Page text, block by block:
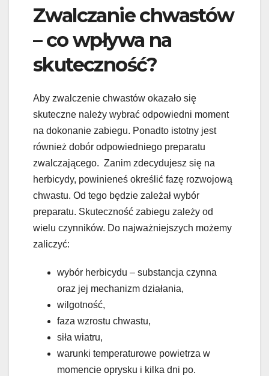
Zwalczanie chwastów
– co wpływa na
skuteczność?
Aby zwalczenie chwastów okazało się
skuteczne należy wybrać odpowiedni moment
na dokonanie zabiegu. Ponadto istotny jest
również dobór odpowiedniego preparatu
zwalczającego. Zanim zdecydujesz się na
herbicydy, powinieneś określić fazę rozwojową
chwastu. Od tego będzie zależał wybór
preparatu. Skuteczność zabiegu zależy od
wielu czynników. Do najważniejszych możemy
zaliczyć:
wybór herbicydu – substancja czynna
oraz jej mechanizm działania,
wilgotność,
faza wzrostu chwastu,
siła wiatru,
warunki temperaturowe powietrza w
momencie oprysku i kilka dni po.